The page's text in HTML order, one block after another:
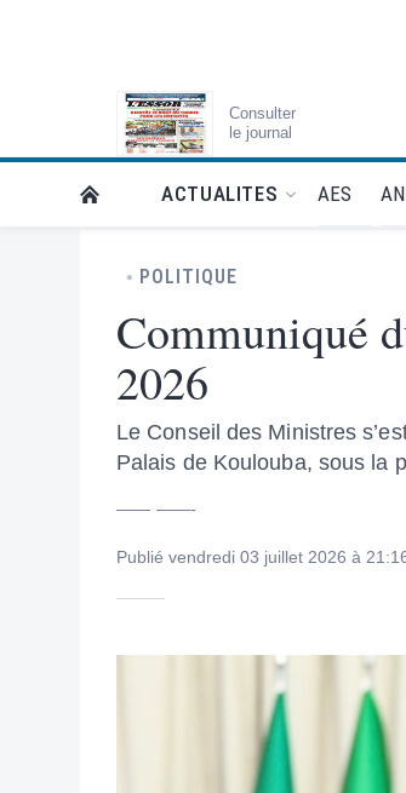
Consulter
le journal
RETOUR À LA PAGE D’ACCUEIL DE
ACTUALITES AES
POLITIQUE
Communiqué
2026
Le Conseil des Ministres
Palais de Koulouba, sous la
—— ——-
Publié vendredi 03 juillet 2026 à